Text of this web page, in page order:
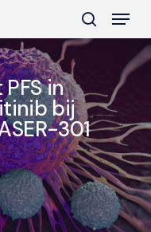
search
Menu
in
bij
301
Close
Menu